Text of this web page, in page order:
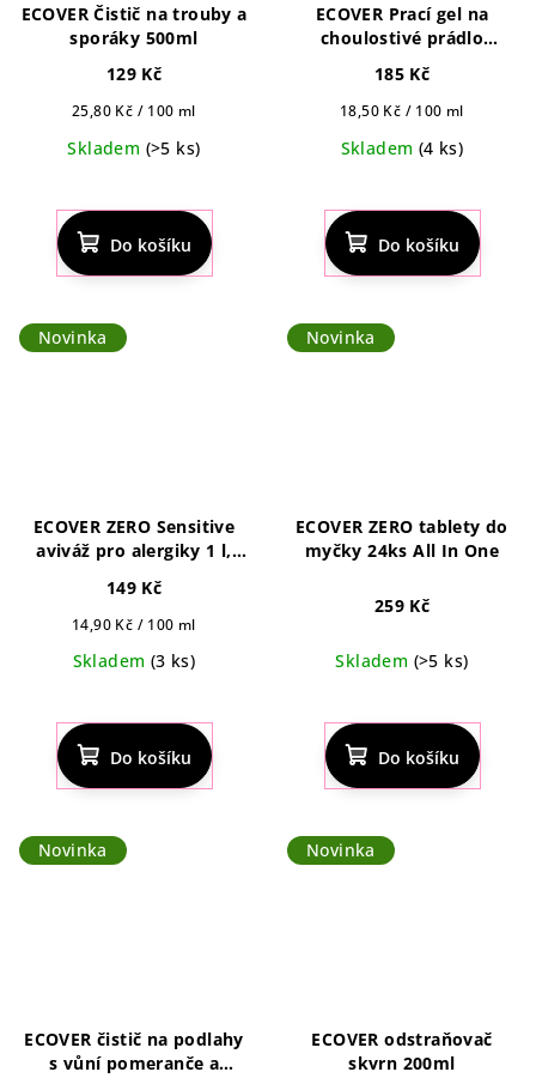
ECOVER Čistič na trouby a
sporáky 500ml
129 Kč
Měrná
25,80 Kč / 100 ml
Skladem (>5 ks)
Do košíku
ECOVER Prací gel na
choulostivé prádlo
limety a lotusu 1 l, 22pd
185 Kč
Měrná
18,50 Kč / 100 ml
Skladem (4 ks)
Do košíku
Novinka
ECOVER ZERO Sensitive
aviváž pro alergiky 1 l,
149 Kč
Měrná
14,90 Kč / 100 ml
Skladem (3 ks)
Do košíku
Novinka
ECOVER ZERO tablety do
myčky 24ks All In One
259 Kč
Skladem (>5 ks)
Do košíku
Novinka
ECOVER čistič na podlahy
s vůní pomeranče a
Novinka
ECOVER odstraňovač
skvrn 200ml